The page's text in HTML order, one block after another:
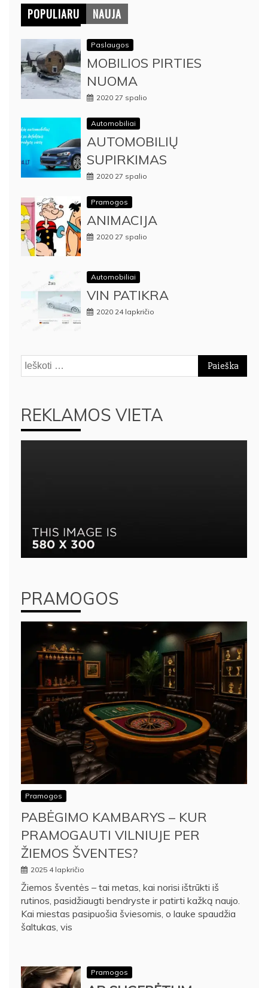
POPULIARU NAUJA
Paslaugos
MOBILIOS PIRTIES
NUOMA
2020 27 spalio
Automobiliai
AUTOMOBILIŲ
SUPIRKIMAS
2020 27 spalio
Pramogos
ANIMACIJA
2020 27 spalio
Automobiliai
VIN PATIKRA
2020 24 lapkričio
Ieškoti:
REKLAMOS VIETA
PRAMOGOS
Pramogos
PABĖGIMO KAMBARYS – KUR
PRAMOGAUTI VILNIUJE PER
ŽIEMOS ŠVENTES?
2025 4 lapkričio
Žiemos šventės – tai metas, kai norisi ištrūkti iš
rutinos, pasidžiaugti bendryste ir patirti kažką naujo.
Kai miestas pasipuošia šviesomis, o lauke spaudžia
šaltukas, vis
Pramogos